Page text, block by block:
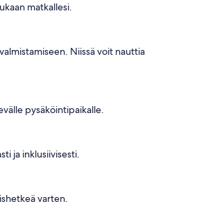
matkallesi.
Niissä voit nauttia
pysäköintipaikalle.
ja inklusiivisesti.
varten.